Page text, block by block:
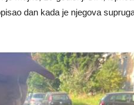
dan kada je njegova